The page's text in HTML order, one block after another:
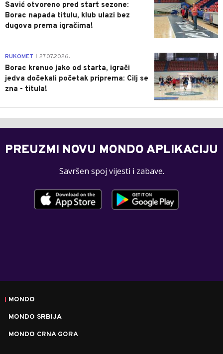
Savić otvoreno pred start sezone:
Borac napada titulu, klub ulazi bez
dugova prema igračima!
0
RUKOMET 27.07.2026.
Borac krenuo jako od starta, igrači
jedva dočekali početak priprema: Cilj se
zna - titula!
PREUZMI NOVU MONDO APLIKACIJU
Savršen spoj vijesti i zabave.
MONDO
MONDO SRBIJA
MONDO CRNA GORA